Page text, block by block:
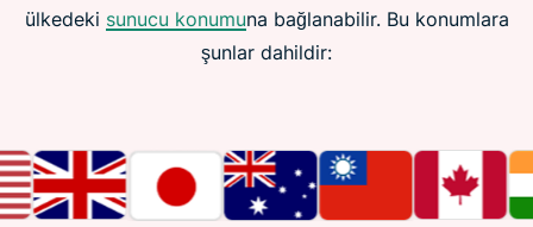
ülkedeki sunucu konumuna bağlanabilir. Bu konumlara
şunlar dahildir: